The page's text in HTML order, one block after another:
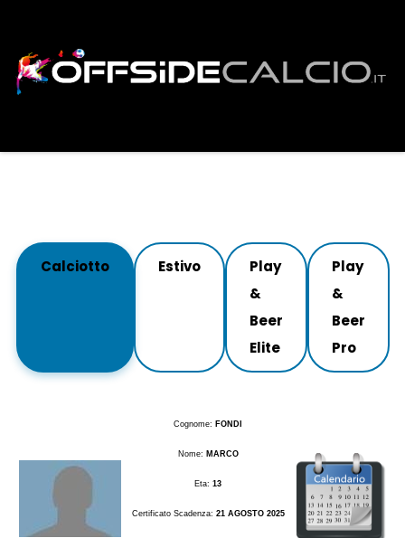
Calciotto Estivo
Play
&
Beer
Elite
Play
&
Beer
Pro
Cognome: FONDI
Nome: MARCO
Eta: 13
Certificato Scadenza: 21 AGOSTO 2025